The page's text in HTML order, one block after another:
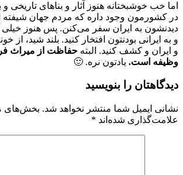
اما خب خوشبختانه هنوز آثار و بناهای تاریخی و
در کشورمون وجود داره که مردم جهان شیفته
دیدنشون به ایران سفر می‌کنن. پس هنوز خیلی
و به ایرانی بودنتون افتخار کنید. بلند شید، از
و ایران و کشف کنید. البته حفاظت از میراث
وظیفه است. یادتون نره. 🙂
دیدگاهتان را بنویسید
نشانی ایمیل شما منتشر نخواهد شد. بخش‌های
علامت‌گذاری شده‌اند *